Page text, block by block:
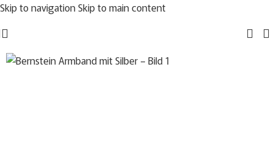
Skip to navigationSkip to main content